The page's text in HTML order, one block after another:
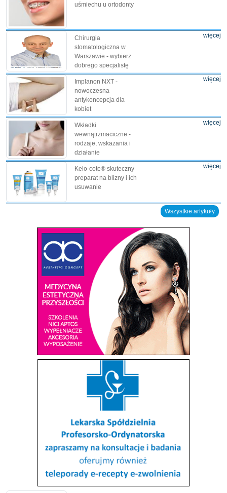
uśmiechu u ortodonty
Chirurgia
stomatologiczna w
Warszawie - wybierz
dobrego specjalistę
więcej
Implanon NXT -
nowoczesna
antykoncepcja dla
kobiet
więcej
Wkładki
wewnątrzmaciczne -
rodzaje, wskazania i
działanie
więcej
Kelo-cote® skuteczny
preparat na blizny i ich
usuwanie
więcej
Wszystkie artykuły